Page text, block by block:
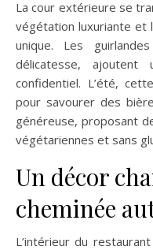
La cour extérieure se
végétation luxuriante et
unique. Les
délicatesse,
confidentiel. L’été,
pour savourer des
généreuse, proposant
végétariennes et sans
Un décor
cheminée
L’intérieur du